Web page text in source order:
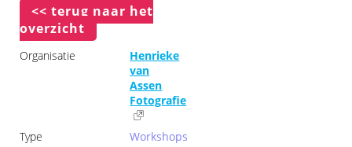
<< terug naar het
overzicht
Organisatie
Henrieke
van
Assen
Fotografie
Type
Workshops